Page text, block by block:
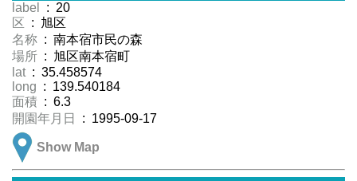
label
: 20
区 : 旭区
名称 : 南本宿市民の森
場所 : 旭区南本宿町
lat : 35.458574
long : 139.540184
面積 : 6.3
開園年月日
: 1995-09-17
Show Map